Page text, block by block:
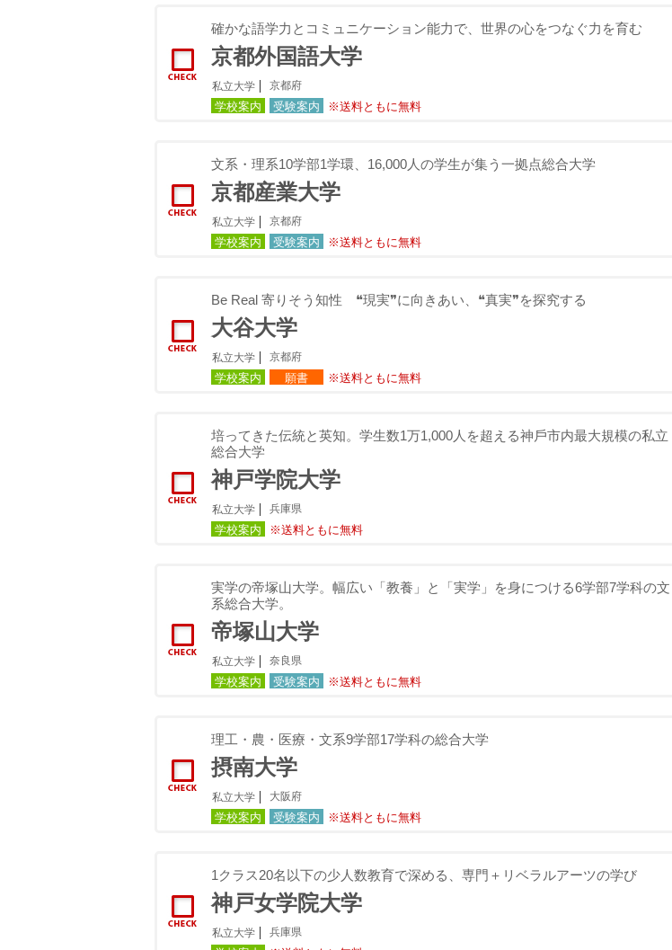
確かな語学力とコミュニケーション能力で、世界の心をつなぐ力を育む
京都外国語大学
私立大学 京都府
学校案内 受験案内 ※送料ともに無料
文系・理系10学部1学環、16,000人の学生が集う一拠点総合大学
京都産業大学
私立大学 京都府
学校案内 受験案内 ※送料ともに無料
Be Real 寄りそう知性 ❝現実❞に向きあい、❝真実❞を探究する
大谷大学
私立大学 京都府
学校案内 願書 ※送料ともに無料
培ってきた伝統と英知。学⽣数1万1,000⼈を超える神⼾市内最⼤規模の私立
総合⼤学
神戸学院大学
私立大学 兵庫県
学校案内 ※送料ともに無料
実学の帝塚山大学。幅広い「教養」と「実学」を身につける6学部7学科の文
系総合大学。
帝塚山大学
私立大学 奈良県
学校案内 受験案内 ※送料ともに無料
理工・農・医療・文系9学部17学科の総合大学
摂南大学
私立大学 大阪府
学校案内 受験案内 ※送料ともに無料
1クラス20名以下の少人数教育で深める、専門＋リベラルアーツの学び
神戸女学院大学
私立大学 兵庫県